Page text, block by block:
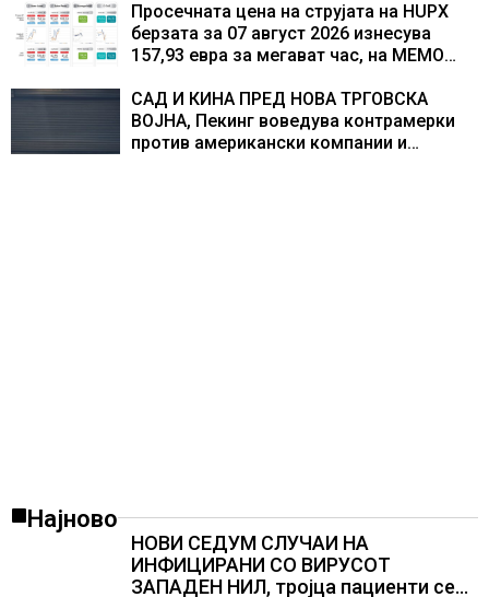
резултати
Просечната цена на струјата на HUPX
берзата за 07 август 2026 изнесува
157,93 евра за мегават час, на МЕМО
САД И КИНА ПРЕД НОВА ТРГОВСКА
ВОЈНА, Пекинг воведува контрамерки
против американски компании и
Најново
НОВИ СЕДУМ СЛУЧАИ НА
ИНФИЦИРАНИ СО ВИРУСОТ
ЗАПАДЕН НИЛ, тројца пациенти се